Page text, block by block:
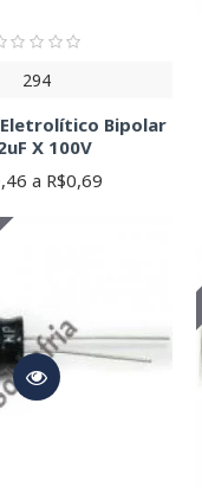
294
Bipolar
X 100V
a R$0,69